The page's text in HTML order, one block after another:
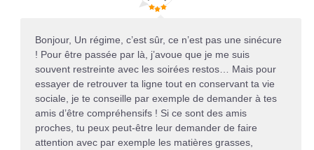
Bonjour, Un régime, c’est sûr, ce n’est pas une sinécure
! Pour être passée par là, j’avoue que je me suis
souvent restreinte avec les soirées restos… Mais pour
essayer de retrouver ta ligne tout en conservant ta vie
sociale, je te conseille par exemple de demander à tes
amis d’être compréhensifs ! Si ce sont des amis
proches, tu peux peut-être leur demander de faire
attention avec par exemple les matières grasses,